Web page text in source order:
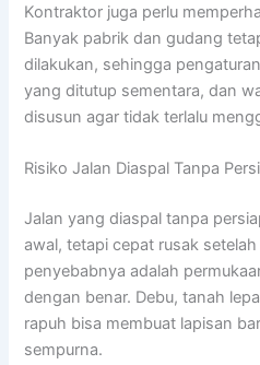
Kontraktor juga perlu
Banyak pabrik dan gudang
dilakukan, sehingga
yang ditutup sementara, dan
disusun agar tidak terlalu
Risiko Jalan Diaspal Tanpa
Jalan yang diaspal tanpa
awal, tetapi cepat rusak
penyebabnya adalah
dengan benar. Debu, tanah
rapuh bisa membuat lapisan
sempurna.